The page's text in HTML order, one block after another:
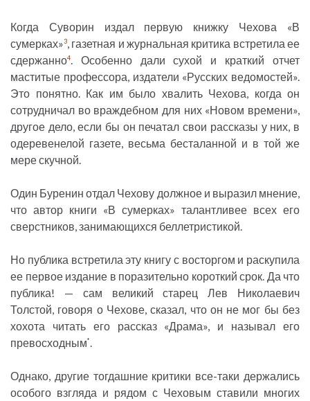
Когда Суворин издал первую книжку Чехова «В
сумерках»3
, газетная и журнальная критика встретила ее
сдержанно4
. Особенно дали сухой и краткий отчет
маститые профессора, издатели «Русских ведомостей».
Это понятно. Как им было хвалить Чехова, когда он
сотрудничал во враждебном для них «Новом времени»,
другое дело, если бы он печатал свои рассказы у них, в
одеревенелой газете, весьма бесталанной и в той же
мере скучной.
Один Буренин отдал Чехову должное и выразил мнение,
что автор книги «В сумерках» талантливее всех его
сверстников, занимающихся беллетристикой.
Но публика встретила эту книгу с восторгом и раскупила
ее первое издание в поразительно короткий срок. Да что
публика! — сам великий старец Лев Николаевич
Толстой, говоря о Чехове, сказал, что он не мог бы без
хохота читать его рассказ «Драма», и называл его
превосходным*
Однако, другие тогдашние критики все-таки держались
особого взгляда и рядом с Чеховым ставили многих